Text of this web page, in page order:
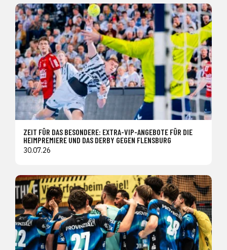
ZEIT FÜR DAS BESONDERE: EXTRA-VIP-ANGEBOTE FÜR DIE
HEIMPREMIERE UND DAS DERBY GEGEN FLENSBURG
30.07.26